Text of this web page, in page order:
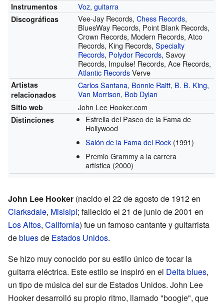
Instrumentos Voz,guitarra
Discográficas Vee-Jay Records,Chess Records,
BluesWay Records, Point Blank Records,
Crown Records, Modern Records, Atco
Records, King Records,Specialty
Records, Polydor Records, Savoy
Records, Impulse! Records, Ace Records,
Atlantic RecordsVerve
Artistas
relacionados
Carlos Santana, Bonnie Raitt, B. B. King,
Van Morrison, Bob Dylan
Sitio web John Lee Hooker.com
Distinciones
Estrella del Paseo de la Fama de
Hollywood
Salón de la Fama del Rock (1991)
Premio Grammy a la carrera
artística (2000)
John Lee Hooker (nacido el 22 de agosto de 1912 en
Clarksdale, Misisipi; fallecido el 21 de junio de 2001 en
Los Altos, California) fue un famoso cantante y guitarrista
debluesde Estados Unidos.
Se hizo muy conocido por su estilo único de tocar la
guitarra eléctrica. Este estilo se inspiró en el Delta blues,
un tipo de música del sur de Estados Unidos. John Lee
Hooker desarrolló su propio ritmo, llamado "boogie", que